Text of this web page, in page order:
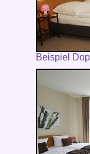
Beispiel